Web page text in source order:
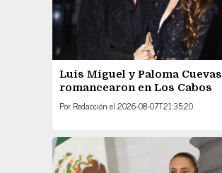
Luis Miguel y Paloma Cuevas
romancearon en Los Cabos
Por Redacción el 2026-08-07T21:35:20